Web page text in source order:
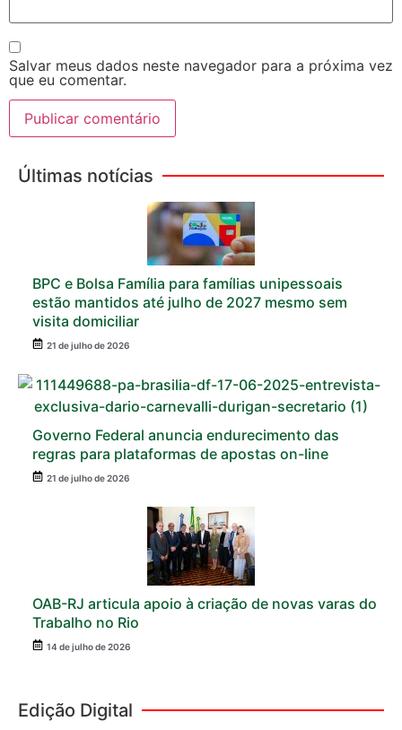
Salvar meus dados neste navegador para a próxima vez
que eu comentar.
Últimas notícias
BPC e Bolsa Família para famílias unipessoais
estão mantidos até julho de 2027 mesmo sem
visita domiciliar
21 de julho de 2026
Governo Federal anuncia endurecimento das
regras para plataformas de apostas on-line
21 de julho de 2026
OAB-RJ articula apoio à criação de novas varas do
Trabalho no Rio
14 de julho de 2026
Edição Digital